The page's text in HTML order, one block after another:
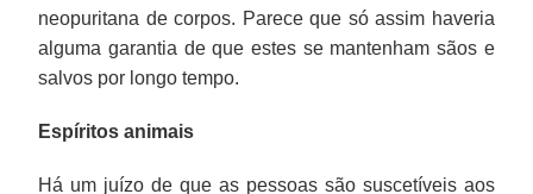
neopuritana de corpos. Parece que só assim haveria
alguma garantia de que estes se mantenham sãos e
salvos por longo tempo.
Espíritos animais
Há um juízo de que as pessoas são suscetíveis aos